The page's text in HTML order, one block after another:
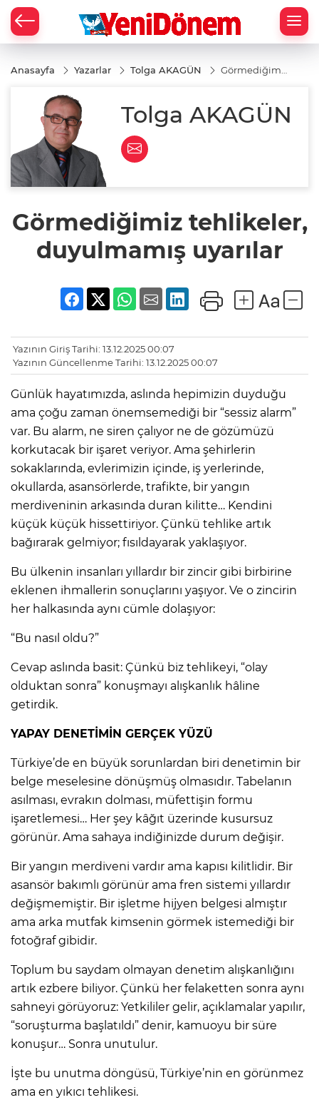
Anasayfa Yazarlar Tolga AKAGÜN
Görmediğimiz
Tolga AKAGÜN
Görmediğimiz tehlikeler,
duyulmamış uyarılar
Yazının Giriş Tarihi: 13.12.2025 00:07
Yazının Güncellenme Tarihi: 13.12.2025 00:07
Günlük hayatımızda, aslında hepimizin duyduğu
ama çoğu zaman önemsemediği bir “sessiz alarm”
var. Bu alarm, ne siren çalıyor ne de gözümüzü
korkutacak bir işaret veriyor. Ama şehirlerin
sokaklarında, evlerimizin içinde, iş yerlerinde,
okullarda, asansörlerde, trafikte, bir yangın
merdiveninin arkasında duran kilitte… Kendini
küçük küçük hissettiriyor. Çünkü tehlike artık
bağırarak gelmiyor; fısıldayarak yaklaşıyor.
Bu ülkenin insanları yıllardır bir zincir gibi birbirine
eklenen ihmallerin sonuçlarını yaşıyor. Ve o zincirin
her halkasında aynı cümle dolaşıyor:
“Bu nasıl oldu?”
Cevap aslında basit: Çünkü biz tehlikeyi, “olay
olduktan sonra” konuşmayı alışkanlık hâline
getirdik.
YAPAY DENETİMİN GERÇEK YÜZÜ
Türkiye’de en büyük sorunlardan biri denetimin bir
belge meselesine dönüşmüş olmasıdır. Tabelanın
asılması, evrakın dolması, müfettişin formu
işaretlemesi… Her şey kâğıt üzerinde kusursuz
görünür. Ama sahaya indiğinizde durum değişir.
Bir yangın merdiveni vardır ama kapısı kilitlidir. Bir
asansör bakımlı görünür ama fren sistemi yıllardır
değişmemiştir. Bir işletme hijyen belgesi almıştır
ama arka mutfak kimsenin görmek istemediği bir
fotoğraf gibidir.
Toplum bu saydam olmayan denetim alışkanlığını
artık ezbere biliyor. Çünkü her felaketten sonra aynı
sahneyi görüyoruz: Yetkililer gelir, açıklamalar yapılır,
“soruşturma başlatıldı” denir, kamuoyu bir süre
konuşur… Sonra unutulur.
İşte bu unutma döngüsü, Türkiye’nin en görünmez
ama en yıkıcı tehlikesi.